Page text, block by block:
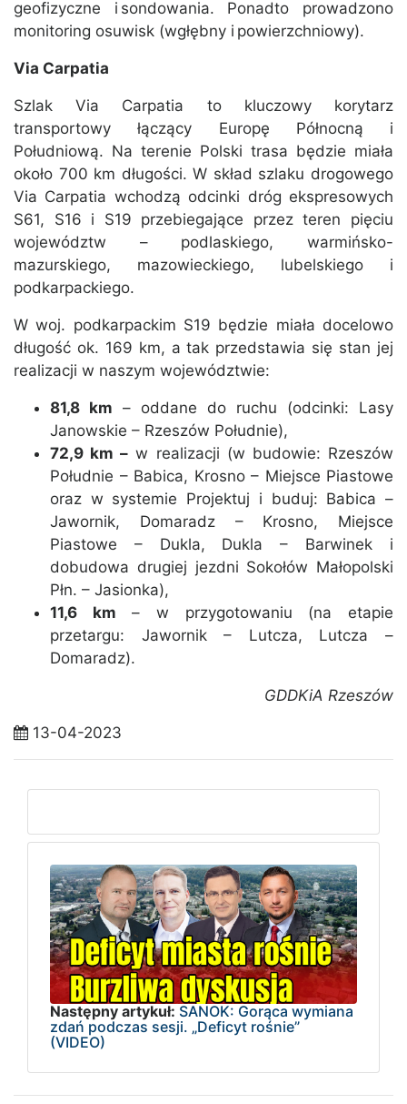
geofizyczne i sondowania. Ponadto prowadzono
monitoring osuwisk (wgłębny i powierzchniowy).
Via Carpatia
Szlak Via Carpatia to kluczowy korytarz
transportowy łączący Europę Północną i
Południową. Na terenie Polski trasa będzie miała
około 700 km długości. W skład szlaku drogowego
Via Carpatia wchodzą odcinki dróg ekspresowych
S61, S16 i S19 przebiegające przez teren pięciu
województw – podlaskiego, warmińsko-
mazurskiego, mazowieckiego, lubelskiego i
podkarpackiego.
W woj. podkarpackim S19 będzie miała docelowo
długość ok. 169 km, a tak przedstawia się stan jej
realizacji w naszym województwie:
81,8 km – oddane do ruchu (odcinki: Lasy
Janowskie – Rzeszów Południe),
72,9 km – w realizacji (w budowie: Rzeszów
Południe – Babica, Krosno – Miejsce Piastowe
oraz w systemie Projektuj i buduj: Babica –
Jawornik, Domaradz – Krosno, Miejsce
Piastowe – Dukla, Dukla – Barwinek i
dobudowa drugiej jezdni Sokołów Małopolski
Płn. – Jasionka),
11,6 km – w przygotowaniu (na etapie
przetargu: Jawornik – Lutcza, Lutcza –
Domaradz).
GDDKiA Rzeszów
13-04-2023
Następny artykuł: SANOK: Gorąca wymiana
zdań podczas sesji. „Deficyt rośnie”
(VIDEO)